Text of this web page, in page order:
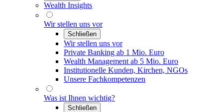
Wealth Insights
Wir stellen uns vor
Schließen
Wir stellen uns vor
Private Banking ab 1 Mio. Euro
Wealth Management ab 5 Mio. Euro
Institutionelle Kunden, Kirchen, NGOs
Unsere Fachkompetenzen
Was ist Ihnen wichtig?
Schließen